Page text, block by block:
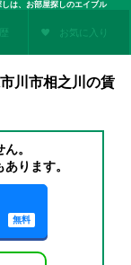
は、お部屋探しのエイブル
お気に入り
川市相之川の賃
。
ります。
無料